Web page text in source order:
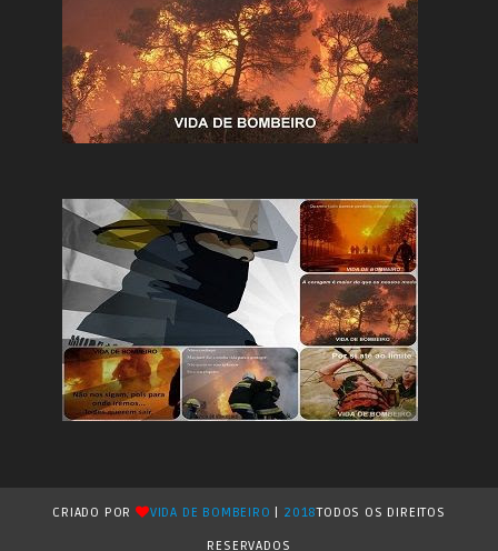
CRIADO POR VIDA DE BOMBEIRO | 2018TODOS OS DIREITOS
RESERVADOS